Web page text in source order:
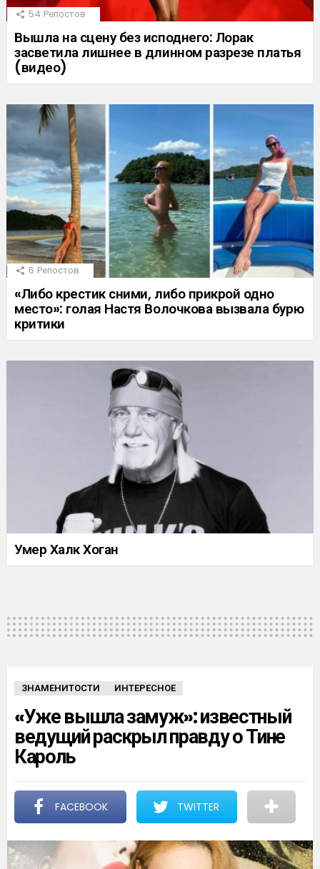
54 Репостов
Вышла на сцену без исподнего: Лорак
засветила лишнее в длинном разрезе платья
(видео)
6 Репостов
«Либо крестик сними, либо прикрой одно
место»: голая Настя Волочкова вызвала бурю
критики
Умер Халк Хоган
ЗНАМЕНИТОСТИ ИНТЕРЕСНОЕ
«Уже вышла замуж»: известный
ведущий раскрыл правду о Тине
Кароль
FACEBOOK TWITTER